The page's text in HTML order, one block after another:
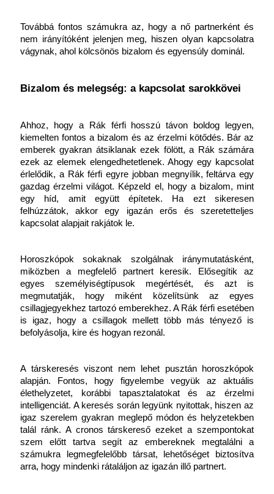
Továbbá fontos számukra az, hogy a nő partnerként és
nem irányítóként jelenjen meg, hiszen olyan kapcsolatra
vágynak, ahol kölcsönös bizalom és egyensúly dominál.
Bizalom és melegség: a kapcsolat sarokkövei
Ahhoz, hogy a Rák férfi hosszú távon boldog legyen,
kiemelten fontos a bizalom és az érzelmi kötődés. Bár az
emberek gyakran átsiklanak ezek fölött, a Rák számára
ezek az elemek elengedhetetlenek. Ahogy egy kapcsolat
érlelődik, a Rák férfi egyre jobban megnyílik, feltárva egy
gazdag érzelmi világot. Képzeld el, hogy a bizalom, mint
egy híd, amit együtt építetek. Ha ezt sikeresen
felhúzzátok, akkor egy igazán erős és szeretetteljes
kapcsolat alapjait rakjátok le.
Horoszkópok sokaknak szolgálnak iránymutatásként,
miközben a megfelelő partnert keresik. Elősegítik az
egyes személyiségtípusok megértését, és azt is
megmutatják, hogy miként közelítsünk az egyes
csillagjegyekhez tartozó emberekhez. A Rák férfi esetében
is igaz, hogy a csillagok mellett több más tényező is
befolyásolja, kire és hogyan rezonál.
A társkeresés viszont nem lehet pusztán horoszkópok
alapján. Fontos, hogy figyelembe vegyük az aktuális
élethelyzetet, korábbi tapasztalatokat és az érzelmi
intelligenciát. A keresés során legyünk nyitottak, hiszen az
igaz szerelem gyakran meglepő módon és helyzetekben
talál ránk. A cronos társkereső ezeket a szempontokat
szem előtt tartva segít az embereknek megtalálni a
számukra legmegfelelőbb társat, lehetőséget biztosítva
arra, hogy mindenki rátaláljon az igazán illő partnert.